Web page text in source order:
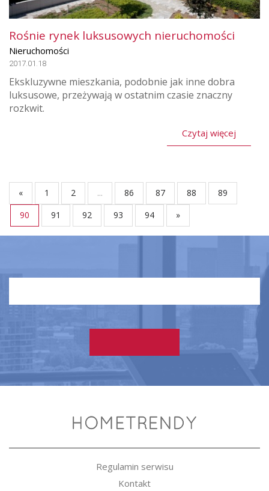
Rośnie rynek luksusowych nieruchomości
Nieruchomości
2017.01.18
Ekskluzywne mieszkania, podobnie jak inne dobra
luksusowe, przeżywają w ostatnim czasie znaczny
rozkwit.
Czytaj więcej
« 1 2 ... 86 87 88
89
90
91 92 93 94 »
Regulamin serwisu
Kontakt